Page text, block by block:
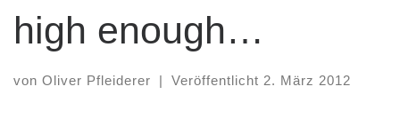
high enough…
von Oliver Pfleiderer Veröffentlicht 2. März 2012